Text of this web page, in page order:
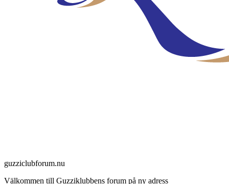
guzziclubforum.nu
Välkommen till Guzziklubbens forum på ny adress